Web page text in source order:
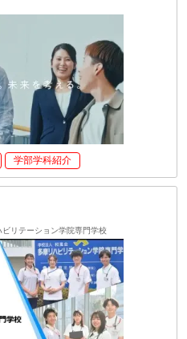
学部学科紹介
ビリテーション学院専門学校